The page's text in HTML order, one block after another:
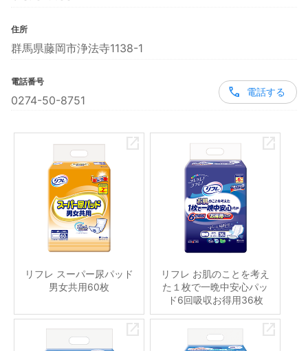
住所
群馬県藤岡市浄法寺1138-1
電話番号
0274-50-8751
電話する
リフレ スーパー尿パッド
男女共用60枚
リフレ お肌のことを考え
た１枚で一晩中安心パッ
ド6回吸収お得用36枚